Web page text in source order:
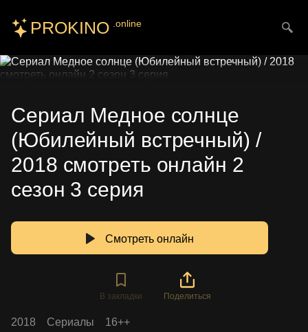
PROKINO .online
Сериал Медное солнце
(Юбилейный встречный) /
2018 смотреть онлайн 2
сезон 3 серия
Смотреть онлайн
В закладки Поделиться
2018 Сериалы
16++